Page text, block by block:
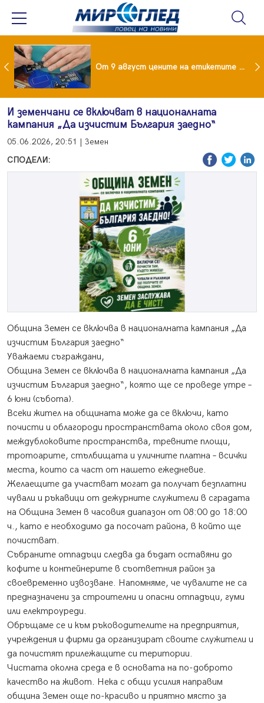
Проект за изграждане на 13-етажна "мегаджамия" разгневи жителите на Лондон От 9 август цените на етикетите само в евро
И земенчани се включват в националната
кампания „Да изчистим България заедно“
05.06.2026, 20:51 | Земен
СПОДЕЛИ:
Община Земен се включва в националната кампания „Да
изчистим България заедно“
Уважаеми съграждани,
Община Земен се включва в националната кампания „Да
изчистим България заедно“, която ще се проведе утре –
6 юни (събота).
Всеки жител на общината може да се включи, като
почисти и облагороди пространствата около своя дом,
междублоковите пространства, тревните площи,
тротоарите, стълбищата и уличните платна – всички
места, които са част от нашето ежедневие.
Желаещите да участват могат да получат безплатни
чували и ръкавици от дежурните служители в сградата
на Община Земен в часовия диапазон от 08:00 до 18:00
ч., като е необходимо да посочат района, в който ще
почистват.
Събраните отпадъци следва да бъдат оставяни до
кофите и контейнерите в съответния район за
своевременно извозване. Напомняме, че чувалите не са
предназначени за строителни и опасни отпадъци, гуми
или електроуреди.
Обръщаме се и към ръководителите на предприятия,
учреждения и фирми да организират своите служители и
да почистят прилежащите си територии.
Чистата околна среда е в основата на по-доброто
качество на живот. Нека с общи усилия направим
община Земен още по-красиво и приятно място за